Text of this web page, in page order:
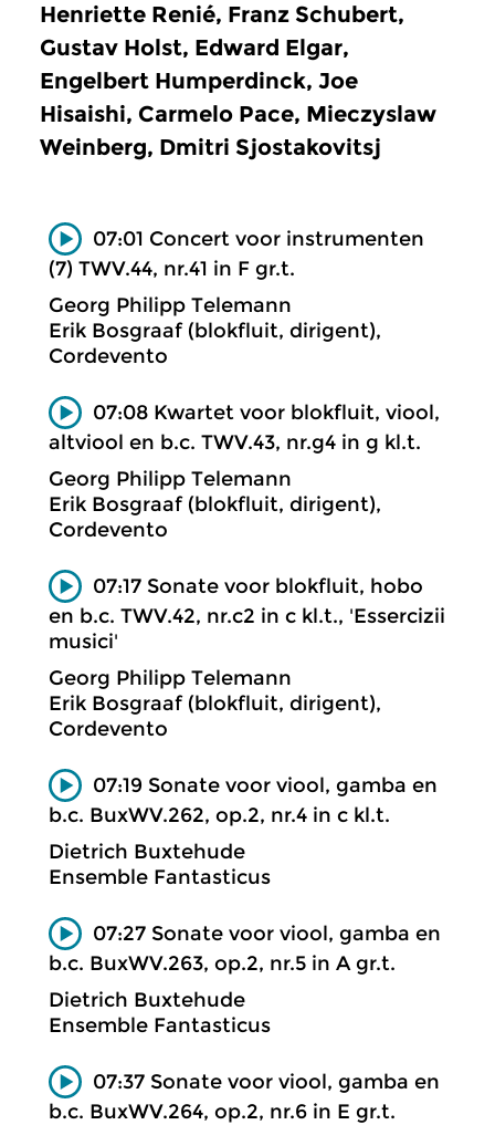
Henriette Renié, Franz Schubert,
Gustav Holst, Edward Elgar,
Engelbert Humperdinck, Joe
Hisaishi, Carmelo Pace, Mieczyslaw
Weinberg, Dmitri Sjostakovitsj
07:01 Concert voor instrumenten
(7) TWV.44, nr.41 in F gr.t.
Georg Philipp Telemann
Erik Bosgraaf (blokfluit, dirigent),
Cordevento
07:08 Kwartet voor blokfluit, viool,
altviool en b.c. TWV.43, nr.g4 in g kl.t.
Georg Philipp Telemann
Erik Bosgraaf (blokfluit, dirigent),
Cordevento
07:17 Sonate voor blokfluit, hobo
en b.c. TWV.42, nr.c2 in c kl.t., 'Essercizii
musici'
Georg Philipp Telemann
Erik Bosgraaf (blokfluit, dirigent),
Cordevento
07:19 Sonate voor viool, gamba en
b.c. BuxWV.262, op.2, nr.4 in c kl.t.
Dietrich Buxtehude
Ensemble Fantasticus
07:27 Sonate voor viool, gamba en
b.c. BuxWV.263, op.2, nr.5 in A gr.t.
Dietrich Buxtehude
Ensemble Fantasticus
07:37 Sonate voor viool, gamba en
b.c. BuxWV.264, op.2, nr.6 in E gr.t.